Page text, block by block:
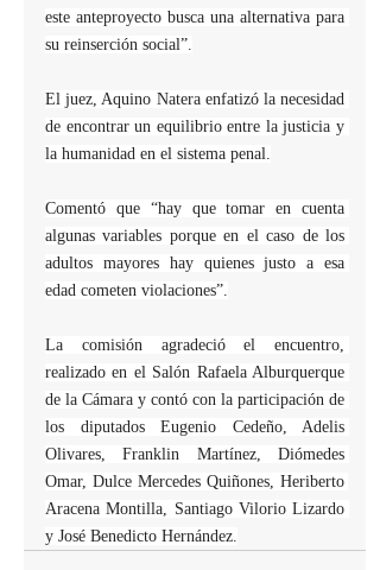
este anteproyecto busca una alternativa para
su reinserción social”.
El juez, Aquino Natera enfatizó la necesidad
de encontrar un equilibrio entre la justicia y
la humanidad en el sistema penal.
Comentó que “hay que tomar en cuenta
algunas variables porque en el caso de los
adultos mayores hay quienes justo a esa
edad cometen violaciones”.
La comisión agradeció el encuentro,
realizado en el Salón Rafaela Alburquerque
de la Cámara y contó con la participación de
los diputados Eugenio Cedeño, Adelis
Olivares, Franklin Martínez, Diómedes
Omar, Dulce Mercedes Quiñones, Heriberto
Aracena Montilla, Santiago Vilorio Lizardo
y José Benedicto Hernández.